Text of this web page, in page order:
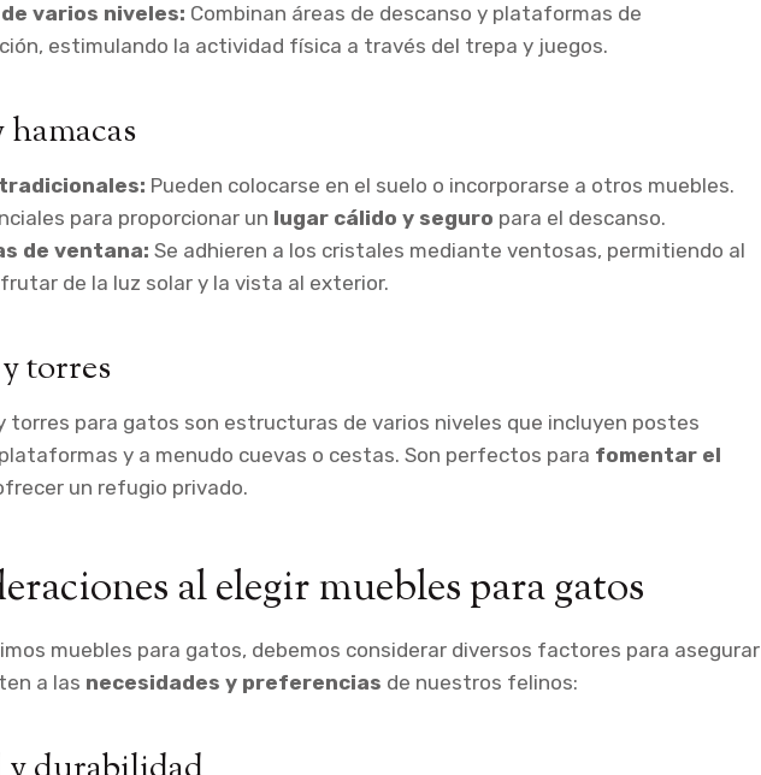
varios niveles: Combinan áreas de descanso y plataformas de
estimulando la actividad física a través del trepa y juegos.
hamacas
Pueden colocarse en el suelo o incorporarse a otros muebles.
para proporcionar un lugar cálido y seguro para el descanso.
de ventana: Se adhieren a los cristales mediante ventosas, permitiendo al
de la luz solar y la vista al exterior.
torres
torres para gatos son estructuras de varios niveles que incluyen postes
y a menudo cuevas o cestas. Son perfectos para fomentar el
un refugio privado.
al elegir muebles para gatos
muebles para gatos, debemos considerar diversos factores para asegurar
a las necesidades y preferencias de nuestros felinos: